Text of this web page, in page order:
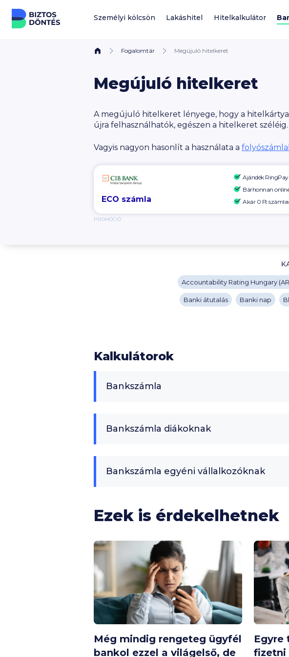
Ugrás a tartalomhoz
Személyi kölcsön Lakáshitel Hitelkalkulátor
Fogalomtár Megújuló hitelkeret
Megújuló hitelkeret
A megújuló hitelkeret lényege, hogy a
újra felhasználhatók, egészen a hitelkeret széléig.
Vagyis nagyon hasonlít a használata a
ECO számla
Ajándék
Bárhonnan
Akár 0 Ft
PROMÓCIÓ
Accountability Rating Hungary
Banki átutalás Banki nap
Kalkulátorok
Bankszámla
Bankszámla diákoknak
Bankszámla egyéni vállalkozóknak
Ezek is érdekelhetnek
Még mindig rengeteg ügyfél
bankol ezzel a világelső, de
Egyre
fizetni